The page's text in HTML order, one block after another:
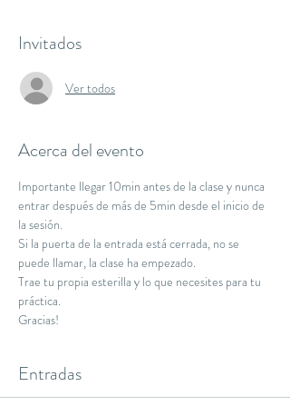
Invitados
Ver todos
Acerca del evento
Importante llegar 10min antes de la clase y nunca
entrar después de más de 5min desde el inicio de
la sesión.
Si la puerta de la entrada está cerrada, no se
puede llamar, la clase ha empezado.
Trae tu propia esterilla y lo que necesites para tu
práctica.
Gracias!
Entradas